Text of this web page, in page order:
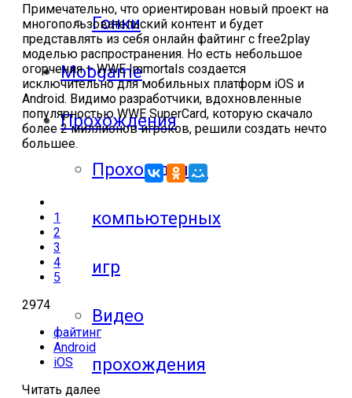
Гонки
Mobgame
Прохождения
Прохождения
компьютерных
игр
Видео
прохождения
Примечательно, что ориентирован новый проект на
многопользовательский контент и будет
представлять из себя онлайн файтинг с free2play
моделью распространения. Но есть небольшое
огорчения – WWE Immortals создается
исключительно для мобильных платформ iOS и
Android. Видимо разработчики, вдохновленные
популярностью WWE SuperCard, которую скачало
более 2 миллионов игроков, решили создать нечто
большее.
1
2
3
4
5
2974
файтинг
Android
iOS
Читать далее